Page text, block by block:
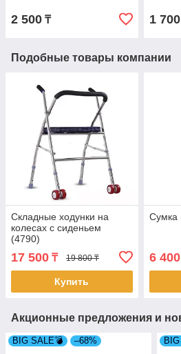
2 500 ₸ 1 700
Подобные товары компании
Складные ходунки на
колесах с сиденьем
(4790)
17 500 ₸ 19 800 ₸
Купить
Сумка
6 400
Акционные предложения и
BIG SALE💣 –68%